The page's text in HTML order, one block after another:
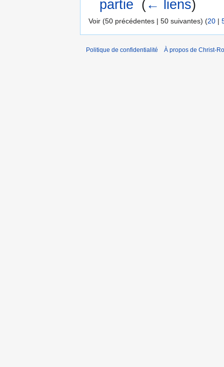
partie ( ← liens)
Voir (50 précédentes | 50 suivantes) (20 |
Politique de confidentialité À propos de Christ-